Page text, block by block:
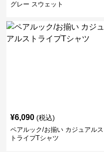
グレー スウェット
¥6,090 (税込)
ペアルック/お揃い カジュアルス
トライプTシャツ